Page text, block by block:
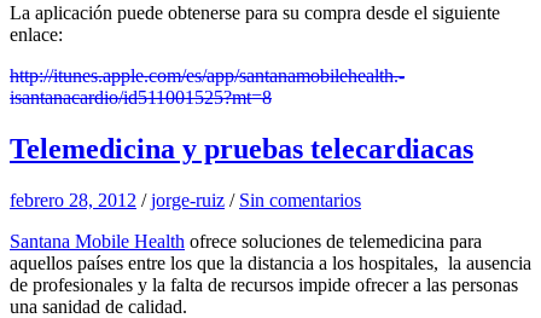
La aplicación puede obtenerse para su compra desde el siguiente
enlace:
http://itunes.apple.com/es/app/santanamobilehealth.-
isantanacardio/id511001525?mt=8
Telemedicina y pruebas telecardiacas
febrero 28, 2012 /jorge-ruiz / Sin comentarios
Santana Mobile Health ofrece soluciones de telemedicina para
aquellos países entre los que la distancia a los hospitales, la ausencia
de profesionales y la falta de recursos impide ofrecer a las personas
una sanidad de calidad.